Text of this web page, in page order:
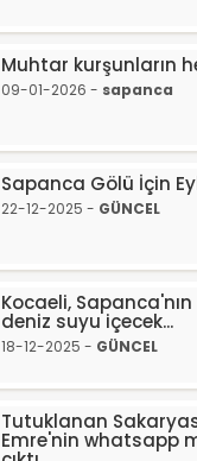
Muhtar kurşunların
09-01-2026 - sapanca
Sapanca Gölü İçin
22-12-2025 - GÜNCEL
Kocaeli,
deniz suyu içecek...
18-12-2025 - GÜNCEL
Tutuklanan
Emre'nin whatsapp